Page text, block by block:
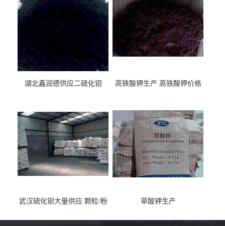
湖北鑫润德供应二硫化钼 高铁酸钾生产 高铁酸钾价格
武汉硫化钡大量供应 颗粒/粉
草酸钾生产